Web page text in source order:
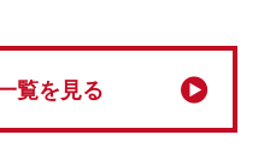
覧を見る